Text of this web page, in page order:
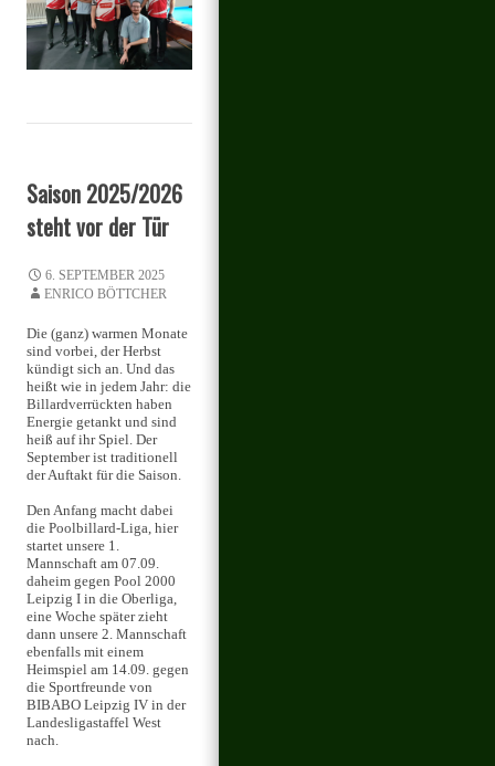
Saison 2025/2026
steht vor der Tür
6. SEPTEMBER 2025
ENRICO BÖTTCHER
Die (ganz) warmen Monate
sind vorbei, der Herbst
kündigt sich an. Und das
heißt wie in jedem Jahr: die
Billardverrückten haben
Energie getankt und sind
heiß auf ihr Spiel. Der
September ist traditionell
der Auftakt für die Saison.
Den Anfang macht dabei
die Poolbillard-Liga, hier
startet unsere 1.
Mannschaft am 07.09.
daheim gegen Pool 2000
Leipzig I in die Oberliga,
eine Woche später zieht
dann unsere 2. Mannschaft
ebenfalls mit einem
Heimspiel am 14.09. gegen
die Sportfreunde von
BIBABO Leipzig IV in der
Landesligastaffel West
nach.